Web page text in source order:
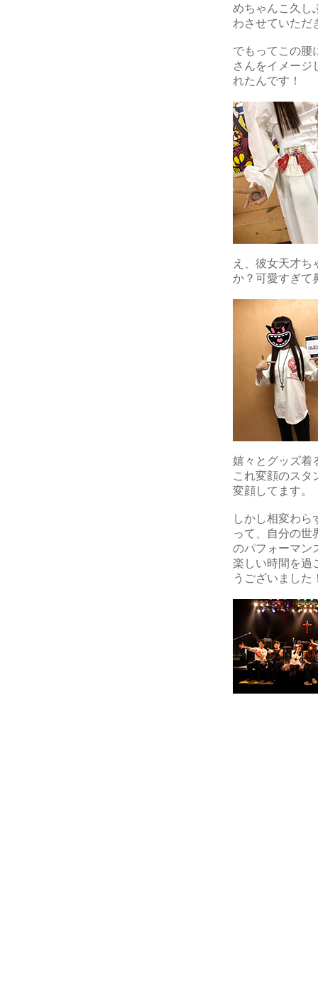
めちゃんこ久し
わさせていただ
でもってこの腰
さんをイメージ
れたんです！
え、彼女天才ち
か？可愛すぎて
嬉々とグッズ着
これ変顔のスタ
変顔してます。
しかし相変わら
って、自分の世
のパフォーマン
楽しい時間を過
うございました